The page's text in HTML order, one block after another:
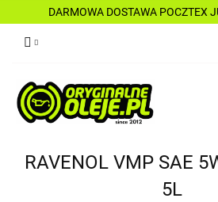
DARMOWA DOSTAWA POCZTEX
RAVENOL VMP SAE
5L